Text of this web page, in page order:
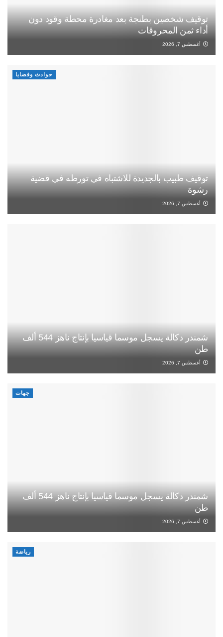
توقيف شخصين بطنجة بعد مغادرة محطة وقود دون
أداء ثمن المحروقات
أغسطس 7, 2026
حوادث وقضايا
توقيف طبيب بالجديدة للاشتباه في تورطه في قضية
رشوة
أغسطس 7, 2026
شمندر دكالة يسجل موسما قياسيا بإنتاج ناهز 544 ألف
طن
أغسطس 7, 2026
جهات
شمندر دكالة يسجل موسما قياسيا بإنتاج ناهز 544 ألف
طن
أغسطس 7, 2026
رياضة